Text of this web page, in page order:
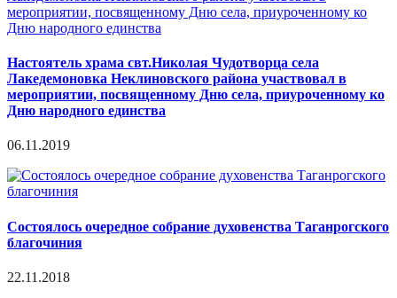
Настоятель храма свт.Николая Чудотворца села
Лакедемоновка Неклиновского района участвовал в
мероприятии, посвященному Дню села, приуроченному ко
Дню народного единства
06.11.2019
Состоялось очередное собрание духовенства Таганрогского
благочиния
22.11.2018